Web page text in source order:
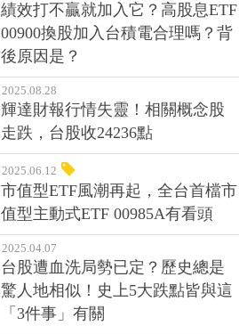
績效打不贏就加入它？高股息ETF
00900換股加入台積電合理嗎？背
後原因是？
2025.08.28
輝達財報行情失靈！相關概念股
走跌，台股收24236點
2025.06.12
市值型ETF風潮再起，全台首檔市
值型主動式ETF 00985A有看頭
2025.04.07
台股遭血洗局勢已定？歷史總是
驚人地相似！史上5大跌點皆與這
「3件事」有關